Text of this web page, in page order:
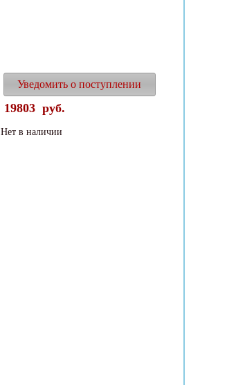
Уведомить о поступлении
19803 руб.
Нет в наличии